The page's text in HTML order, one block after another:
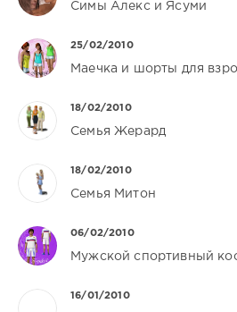
Симы Алекс и Ясуми
25/02/2010
Маечка и шорты для
18/02/2010
Семья Жерард
18/02/2010
Семья Митон
06/02/2010
Мужской спортивный
16/01/2010